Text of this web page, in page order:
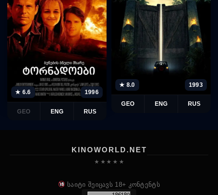
★ 6.6 1996
GEO ENG RUS
★ 8.0 1993
GEO ENG RUS
KINOWORLD.NET
★ ★ ★ ★ ★
საიტი შეიცავს 18+ კონტენტს